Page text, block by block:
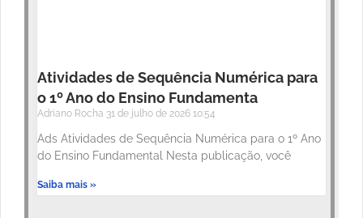
Atividades de Sequência Numérica para
o 1º Ano do Ensino Fundamenta
Adriano Rocha 31 de julho de 2026 10:54
Ads Atividades de Sequência Numérica para o 1º Ano
do Ensino Fundamental Nesta publicação, você
Saiba mais »